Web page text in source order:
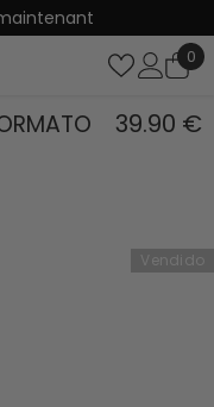
0
0
39.90 €
Vendido